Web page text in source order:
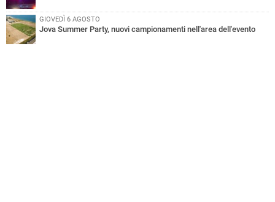
GIOVEDÌ 6 AGOSTO
Jova Summer Party, nuovi campionamenti nell'area dell'evento